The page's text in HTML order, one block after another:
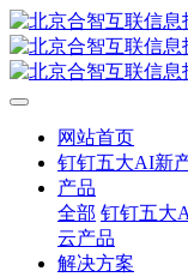
网站首页
钉钉五大AI新
产品
全部 钉钉五大
云产品
解决方案